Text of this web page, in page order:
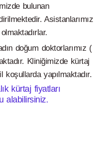
bulunan
Asistanlarımız
doğum doktorlarımız (
Kliniğimizde kürtaj
koşullarda yapılmaktadır.
kürtaj fiyatları
alabilirsiniz.